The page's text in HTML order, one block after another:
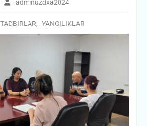
adminuzdxa2024
TADBIRLAR, YANGILIKLAR